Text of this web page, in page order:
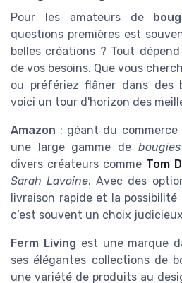
Pour les amateurs de
questions premières est
belles créations ? Tout
de vos besoins. Que vous
ou préfériez flâner dans des
voici un tour d'horizon des
Amazon : géant du
une large gamme de
divers créateurs comme Tom
Sarah Lavoine. Avec des
livraison rapide et la
c’est souvent un choix
Ferm Living est une marque
ses élégantes collections de
une variété de produits au